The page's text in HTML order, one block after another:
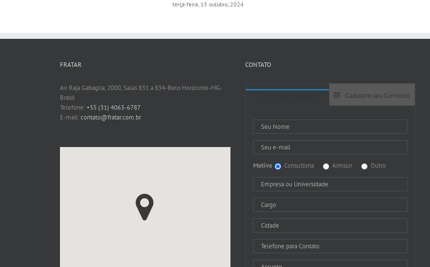
terça-feira, 15 outubro, 2024
FRATAR
Av. Raja Gabaglia, 2000, Salas 831 a 834-Belo Horizonte-MG-
Brasil
Telefone:+55 (31) 4063-6787
E-mail:contato@fratar.com.br
CONTATO
Cadastre seu Currículo
Motivo Consultoria Aimsun Outro